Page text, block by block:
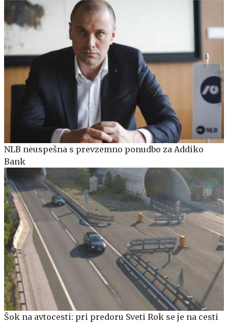
NLB neuspešna s prevzemno ponudbo za Addiko
Bank
Šok na avtocesti: pri predoru Sveti Rok se je na cesti